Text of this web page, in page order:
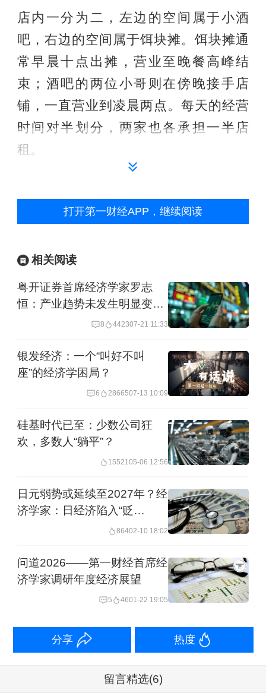
店内一分为二，左边的空间属于小酒
吧，右边的空间属于饵块摊。饵块摊通
常早晨十点出摊，营业至晚餐高峰结
束；酒吧的两位小哥则在傍晚接手店
铺，一直营业到凌晨两点。每天的经营
时间对半划分，两家也各承担一半店
租。
里抽走10%的分成。今年四月中旬，饵
买饵块的人从漫长的队伍里抬头，发
但酒吧老板小王坦言，饵块摊的客流对
酒吧的生意其实并没有什么实际作用，
饵块摊的存在，“只是有人帮你分摊房
租，还能收分成，经营压力会小一
些。”把店里的空间切割给饵块摊，本质
是空间和时间的出租，而非业务互补。
不仅是这间小酒吧，越来越多的餐饮店
段或空间的方式分摊房租，以减少经营
的固定成本。表面看是双赢，实则反映
足。餐饮投资人吴先生表示：“这种模式
本质上是将经营风险部分转嫁给合租
法。”
打开第一财经APP，继续阅读
相关阅读
粤开证券首席经济学家罗志
恒：产业趋势未发生明显变
化，A股有望重拾涨势｜首席
8 442307-21 11:33
银发经济：一个“叫好不叫
座”的经济学困局？
6 2866507-13 10:09
硅基时代已至：少数公司狂
欢，多数人“躺平”？
1552105-06 12:56
日元弱势或延续至2027年？经
济学家：日经济陷入“贬
值”与“通胀”互相喂养的怪圈
86402-10 18:02
问道2026——第一财经首席经
济学家调研年度经济展望
5 4601-22 19:05
分享 热度
留言精选(6)